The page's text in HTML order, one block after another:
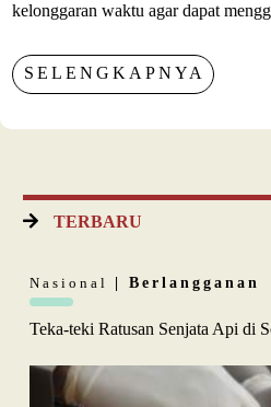
kelonggaran waktu agar dapat
SELENGKAPNYA
TERBARU
Nasional | Berlangganan
Teka-teki Ratusan Senjata Api di